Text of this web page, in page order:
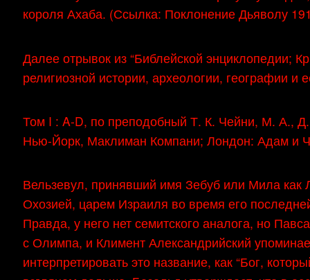
короля Ахаба. (Ссылка: Поклонение Дьяволу
Далее отрывок из “Библейской энциклопедии;
религиозной истории, археологии, географии и
Том I : A-D, по преподобный Т. К. Чейни, М. А.,
Нью-Йорк, Маклиман Компани; Лондон: Адам и
Вельзевул, принявший имя Зебуб или Мила как
Охозией, царем Израиля во время его
Правда, у него нет семитского аналога, но
с Олимпа, и Климент Александрийский
интерпретировать это название, как “Бог,